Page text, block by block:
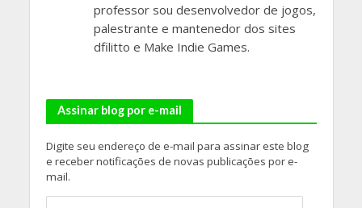
professor sou desenvolvedor de jogos,
palestrante e mantenedor dos sites
dfilitto e Make Indie Games.
Assinar blog por e-mail
Digite seu endereço de e-mail para assinar este blog
e receber notificações de novas publicações por e-
mail.